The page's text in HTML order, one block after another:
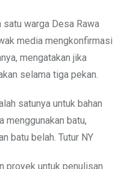
warga Desa Rawa
media mengkonfirmasi
mengatakan jika
selama tiga pekan.
satunya untuk bahan
menggunakan batu,
batu belah. Tutur NY
proyek untuk penulisan